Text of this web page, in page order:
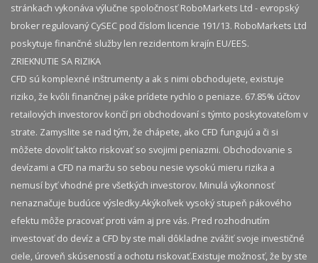
stránkach vykonáva výlučne spoločnosť RoboMarkets Ltd - evropský
broker regulovaný CySEC pod číslom licencie 191/13. RoboMarkets Ltd
poskytuje finančné služby len rezidentom krajín EU/EES.
ZRIEKNUTIE SA RIZIKA
CFD sú komplexné inštrumenty a ak s nimi obchodujete, existuje
riziko, že kvôli finančnej páke prídete rychlo o peniaze. 67.85% účtov
retailových investorov končí pri obchodovaní s týmto poskytovateľom v
strate. Zamyslite se nad tým, že chápete, ako CFD fungujú a či si
môžete dovoliť takto riskovať so svojimi peniazmi. Obchodovanie s
devízami a CFD na maržu so sebou nesie vysokú mieru rizika a
nemusí byť vhodné pre všetkých investorov. Minulá výkonnosť
nenaznačuje budúce výsledky.​ Akýkoľvek vysoký stupeň pákového
efektu môže pracovať proti vám aj pre vás. Pred rozhodnutím
investovať do devíz a CFD by ste mali dôkladne zvážiť svoje investičné
ciele, úroveň skúseností a ochotu riskovať.​ Existuje možnosť, že by ste